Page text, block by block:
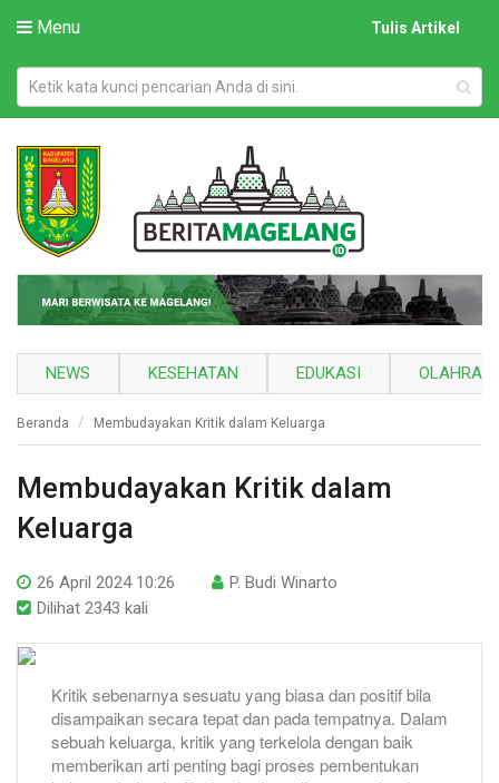
Menu Tulis Artikel
NEWS KESEHATAN EDUKASI
Beranda Membudayakan Kritik dalam Keluarga
Membudayakan Kritik dalam
Keluarga
26 April 2024 10:26
P. Budi Winarto
Dilihat 2343 kali
Kritik sebenarnya sesuatu yang biasa dan positif bila
disampaikan secara tepat dan pada tempatnya. Dalam
sebuah keluarga, kritik yang terkelola dengan baik
memberikan arti penting bagi proses pembentukan